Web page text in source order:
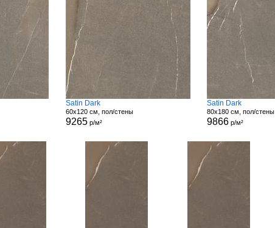
Satin Dark
60x120 см, пол/стены
9265р/м²
Satin Dark
80x180 см, пол/стены
9866 р/м²